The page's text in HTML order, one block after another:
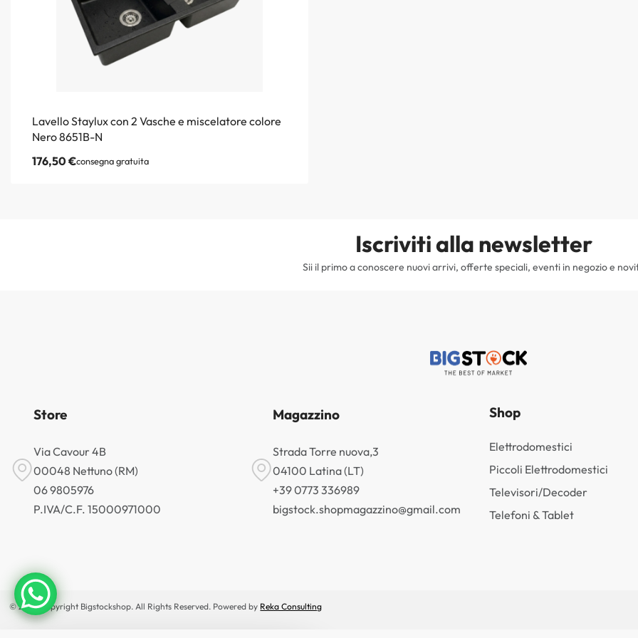
Lavello Staylux con 2 Vasche e miscelatore colore
Nero 8651B-N
176,50€consegna gratuita
Iscriviti alla newsletter
Sii il primo a conoscere nuovi arrivi, offerte speciali, eventi in negozio e
Store
Via Cavour 4B
00048 Nettuno (RM)
06 9805976
P.IVA/C.F. 15000971000
Magazzino
Strada Torre nuova,3
04100 Latina (LT)
+39 0773 336989
bigstock.shopmagazzino@gmail.com
Shop
Elettrodomestici
Piccoli Elettrodomestici
Televisori/Decoder
Telefoni & Tablet
© 2026 Copyright Bigstockshop. All Rights Reserved. Powered by Reka Consulting